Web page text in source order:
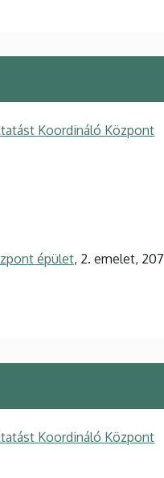
Koordináló Központ
épület, 2. emelet, 207
Koordináló Központ